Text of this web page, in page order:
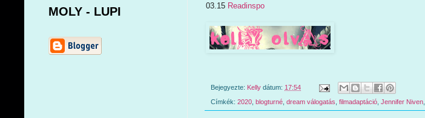
03.15 Readinspo
Bejegyezte: Kelly dátum: 17:54
Címkék: 2020, blogturné, dream válogatás, filmadaptáció, Jennifer Niven,
MOLY - LUPI